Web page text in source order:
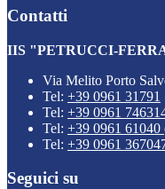
Contatti
IIS "PETRUCCI-
Via Melito Porto
Tel: +39 0961 31791
Tel: +39 0961
Tel: +39 0961 61040
Tel: +39 0961
Seguici su